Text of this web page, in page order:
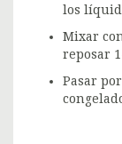
los
Mixar
reposar
Pasar